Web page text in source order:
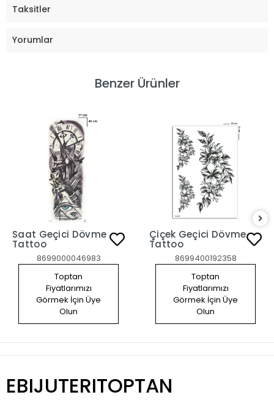
Taksitler
Yorumlar
Benzer Ürünler
Saat Geçici Dövme
Tattoo
8699000046983
Toptan
Fiyatlarımızı
Görmek İçin Üye
Olun
Çiçek Geçici Dövme
Tattoo
8699400192358
Toptan
Fiyatlarımızı
Görmek İçin Üye
Olun
EBIJUTERITOPTAN